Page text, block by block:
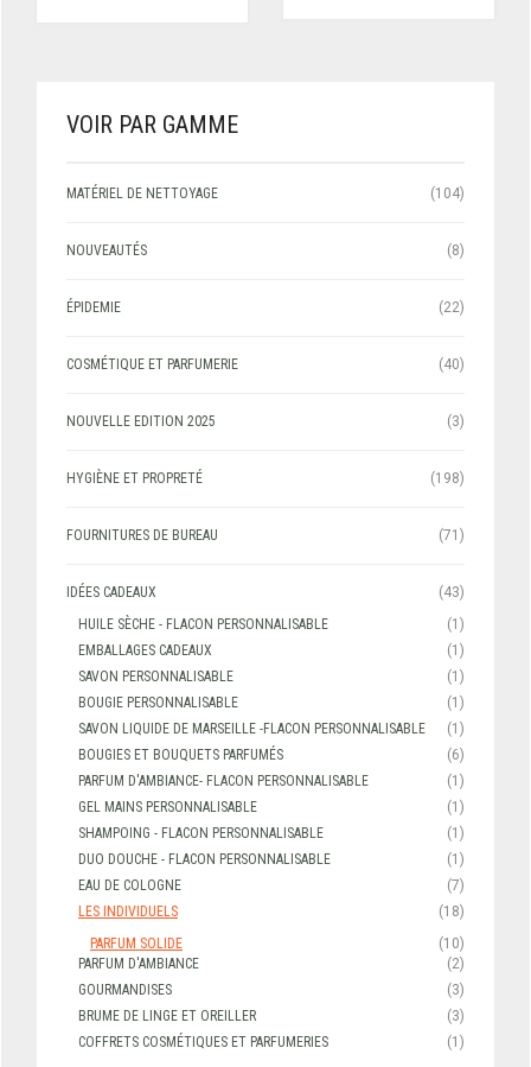
VOIR PAR GAMME
MATÉRIEL DE NETTOYAGE (104)
NOUVEAUTÉS (8)
ÉPIDEMIE (22)
COSMÉTIQUE ET PARFUMERIE (40)
NOUVELLE EDITION 2025 (3)
HYGIÈNE ET PROPRETÉ (198)
FOURNITURES DE BUREAU (71)
IDÉES CADEAUX
(43)
HUILE SÈCHE - FLACON PERSONNALISABLE
(1)
EMBALLAGES CADEAUX
(1)
SAVON PERSONNALISABLE
(1)
BOUGIE PERSONNALISABLE
(1)
SAVON LIQUIDE DE MARSEILLE -FLACON PERSONNALISABLE
(1)
BOUGIES ET BOUQUETS PARFUMÉS
(6)
PARFUM D'AMBIANCE- FLACON PERSONNALISABLE
(1)
GEL MAINS PERSONNALISABLE
(1)
SHAMPOING - FLACON PERSONNALISABLE
(1)
DUO DOUCHE - FLACON PERSONNALISABLE
(1)
EAU DE COLOGNE
(7)
LES INDIVIDUELS
(18)
PARFUM SOLIDE
(10)
PARFUM D'AMBIANCE
(2)
GOURMANDISES
(3)
BRUME DE LINGE ET OREILLER
(3)
COFFRETS COSMÉTIQUES ET PARFUMERIES
(1)